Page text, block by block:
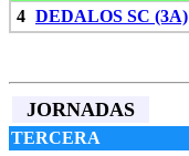
4 DEDALOS SC (3A)
JORNADAS
TERCERA